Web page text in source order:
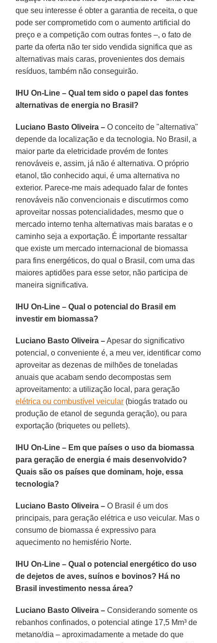
que seu interesse é obter a garantia de receita, o que
pode ser comprometido com o aumento artificial do
preço e a competição com outras fontes –, o fato de
parte da oferta não ter sido vendida significa que as
alternativas mais caras, provenientes dos demais
resíduos, também não conseguirão.
IHU On-Line – Qual tem sido o papel das fontes
alternativas de energia no Brasil?
Luciano Basto Oliveira – O conceito de "alternativa"
depende da localização e da tecnologia. No Brasil, a
maior parte da eletricidade provém de fontes
renováveis e, assim, já não é alternativa. O próprio
etanol, tão conhecido aqui, é uma alternativa no
exterior. Parece-me mais adequado falar de fontes
renováveis não convencionais e discutirmos como
aproveitar nossas potencialidades, mesmo que o
mercado interno tenha alternativas mais baratas e o
caminho seja a exportação. É importante ressaltar
que existe um mercado internacional de biomassa
para fins energéticos, do qual o Brasil, com uma das
maiores aptidões para esse setor, não participa de
maneira significativa.
IHU On-Line – Qual o potencial do Brasil em
investir em biomassa?
Luciano Basto Oliveira –Apesar do significativo
potencial, o conveniente é, a meu ver, identificar como
aproveitar as dezenas de milhões de toneladas
anuais que acabam sendo decompostas sem
aproveitamento: a utilização local, para geração
elétrica ou combustível veicular (biogás tratado ou
produção de etanol de segunda geração), ou para
exportação (briquetes ou pellets).
IHU On-Line – Em que países o uso da biomassa
para geração de energia é mais desenvolvido?
Quais são os países que dominam, hoje, essa
tecnologia?
Luciano Basto Oliveira – O Brasil é um dos
principais, para geração elétrica e uso veicular. Mas o
consumo de biomassa é expressivo para
aquecimento no hemisfério Norte.
IHU On-Line – Qual o potencial energético do uso
de dejetos de aves, suínos e bovinos? Há no
Brasil investimento nessa área?
Luciano Basto Oliveira – Considerando somente os
rebanhos confinados, o potencial atinge 17,5 Mm³ de
metano/dia – aproximadamente a metade do que